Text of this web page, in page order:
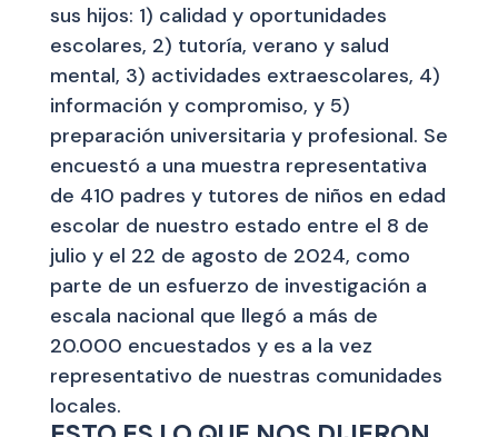
sus hijos: 1) calidad y oportunidades
escolares, 2) tutoría, verano y salud
mental, 3) actividades extraescolares, 4)
información y compromiso, y 5)
preparación universitaria y profesional. Se
encuestó a una muestra representativa
de 410 padres y tutores de niños en edad
escolar de nuestro estado entre el 8 de
julio y el 22 de agosto de 2024, como
parte de un esfuerzo de investigación a
escala nacional que llegó a más de
20.000 encuestados y es a la vez
representativo de nuestras comunidades
locales.